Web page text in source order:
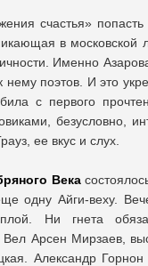
счастья»
в московской
Именно
поэтов. И это
с первого
безусловно,
ее вкус и слух.
Века
одну Айги-веху.
Ни гнета
Вел Арсен Мирзаев,
Александр